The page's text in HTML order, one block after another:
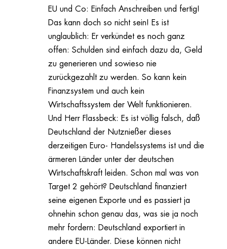
EU und Co: Einfach Anschreiben und fertig!
Das kann doch so nicht sein! Es ist
unglaublich: Er verkündet es noch ganz
offen: Schulden sind einfach dazu da, Geld
zu generieren und sowieso nie
zurückgezahlt zu werden. So kann kein
Finanzsystem und auch kein
Wirtschaftssystem der Welt funktionieren.
Und Herr Flassbeck: Es ist völlig falsch, daß
Deutschland der Nutznießer dieses
derzeitigen Euro- Handelssystems ist und die
ärmeren Länder unter der deutschen
Wirtschaftskraft leiden. Schon mal was von
Target 2 gehört? Deutschland finanziert
seine eigenen Exporte und es passiert ja
ohnehin schon genau das, was sie ja noch
mehr fordern: Deutschland exportiert in
andere EU-Länder. Diese können nicht